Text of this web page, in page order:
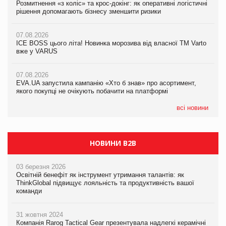
Розмитнення «з коліс» та крос-докінг: як оперативні логістичні
рішення допомагають бізнесу зменшити ризики
07.08.2026
ICE BOSS цього літа! Новинка морозива від власної ТМ Varto
вже у VARUS
07.08.2026
EVA.UA запустила кампанію «Хто б знав» про асортимент,
якого покупці не очікують побачити на платформі
всі новини
Розмитнення «з коліс» та крос-докінг: як оперативні логістичні
рішення допомагають бізнесу зменшити ризики
07.08.2026
ICE BOSS цього літа! Новинка морозива від власної ТМ Varto
вже у VARUS
07.08.2026
EVA.UA запустила кампанію «Хто б знав» про асортимент,
якого покупці не очікують побачити на платформі
Kraft Heinz скоротила збиток у першому півріччі
Продажі Hugo Boss впали на 9%
НОВИНИ B2B
03 березня 2026
Освітній бенефіт як інструмент утримання талантів: як
ThinkGlobal підвищує лояльність та продуктивність вашої
команди
31 жовтня 2024
Компанія Rarog Tactical Gear презентувала надлегкі керамічні